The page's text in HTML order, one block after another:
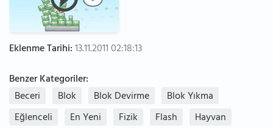
Eklenme Tarihi:13.11.2011 02:18:13
Benzer Kategoriler:
Beceri
Blok Blok Devirme
Blok Yıkma
Eğlenceli
En Yeni Fizik Flash
Hayvan